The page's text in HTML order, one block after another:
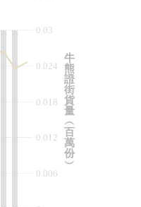
0.006
0.012
0.018
0.024
0.03
牛
熊
證
街
貨
量
︵
百
萬
份
︶